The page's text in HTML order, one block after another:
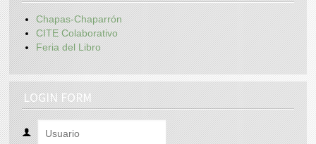
Chapas-Chaparrón
CITE Colaborativo
Feria del Libro
LOGIN FORM